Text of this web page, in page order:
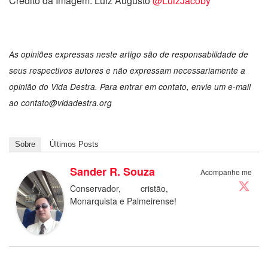
As opiniões expressas neste artigo são de responsabilidade de
seus respectivos autores e não expressam necessariamente a
opinião do Vida Destra. Para entrar em contato, envie um e-mail
ao contato@vidadestra.org
Sobre Últimos Posts
Acompanhe me
Sander R. Souza
Conservador, cristão,
Monarquista e Palmeirense!